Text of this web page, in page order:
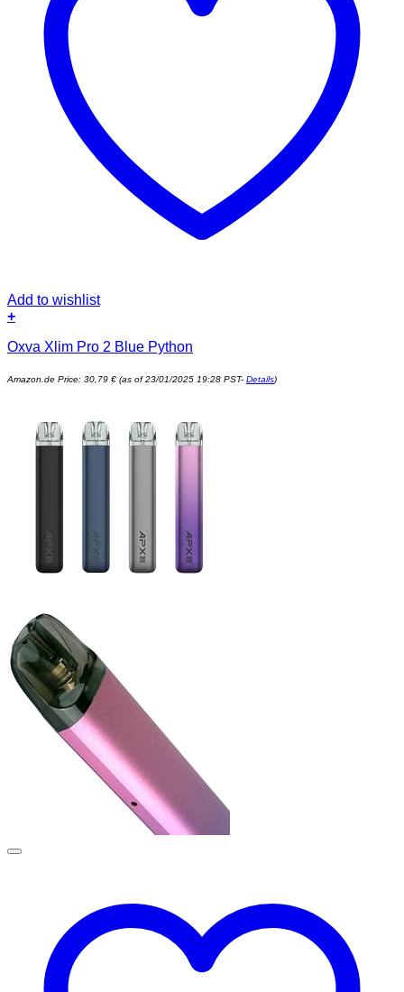
Add to wishlist
+
Oxva Xlim Pro 2 Blue Python
Amazon.de Price: 30,79 € (as of 23/01/2025 19:28 PST- Details)